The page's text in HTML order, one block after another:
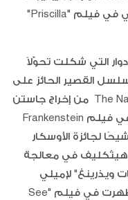
فينيل، وجسد شخصية إلفيس بريسلي في فيلم "Priscilla"
التي شكلت تحوّلاً
القصير الحائز على
الجوائز The Narrow Road to the Deep North من إخراج جاستن
كورزل. كما جسد شخصية "المخلوق" في فيلم Frankenstein
لجائزة الأوسكار
هيثكليف في معالجة
ويذرينغ" لإميلي
برونتي، أمام مارغو روبي، التي سبق وظهرت في فيلم "See